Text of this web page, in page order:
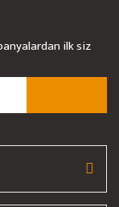
ilk siz